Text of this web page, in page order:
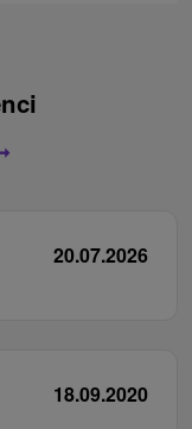
20.07.2026
18.09.2020